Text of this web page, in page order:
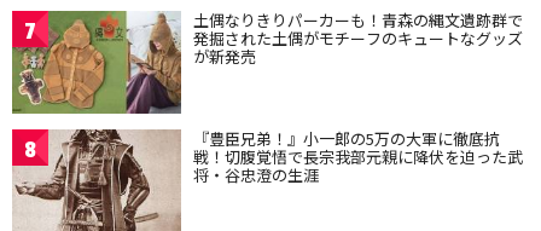
7 土偶なりきりパーカーも！青森の縄文遺跡群で
発掘された土偶がモチーフのキュートなグッズ
が新発売
8 『豊臣兄弟！』小一郎の5万の大軍に徹底抗
戦！切腹覚悟で長宗我部元親に降伏を迫った武
将・谷忠澄の生涯